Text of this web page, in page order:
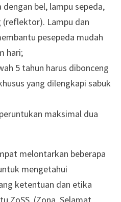
dengan bel, lampu sepeda,
(reflektor). Lampu dan
pesepeda mudah
hari;
5 tahun harus dibonceng
yang dilengkapi sabuk
maksimal dua
melontarkan beberapa
mengetahui
ketentuan dan etika